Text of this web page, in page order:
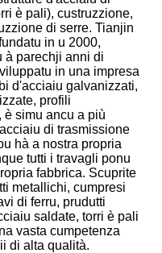
è pali), custruzzione,
di serre. Tianjin
in u 2000,
à parechji anni di
in una impresa
d'acciaiu galvanizzati,
profili
è simu ancu a più
di trasmissione
hà a nostra propria
tutti i travagli ponu
fabbrica. Scuprite
metallichi, cumpresi
di ferru, prudutti
saldate, torri è pali
vasta cumpetenza
di alta qualità.